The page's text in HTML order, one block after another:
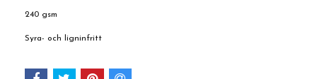
240 gsm
Syra- och ligninfritt